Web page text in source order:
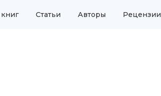
Статьи Авторы Рецензии